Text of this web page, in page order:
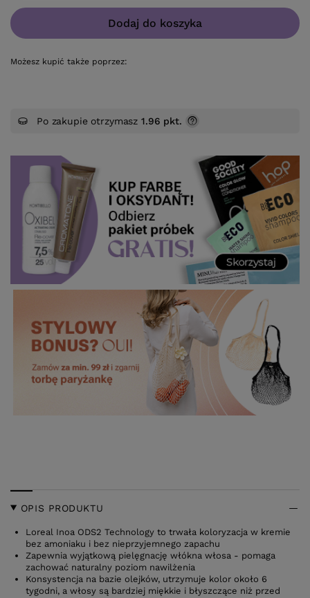
Dodaj do koszyka
Możesz kupić także poprzez:
Po zakupie otrzymasz1.96 pkt.
OPIS PRODUKTU
Loreal Inoa ODS2 Technology to trwała koloryzacja w kremie
bez amoniaku i bez nieprzyjemnego zapachu
Zapewnia wyjątkową pielęgnację włókna włosa - pomaga
zachować naturalny poziom nawilżenia
Konsystencja na bazie olejków, utrzymuje kolor około 6
tygodni, a włosy są bardziej miękkie i błyszczące niż przed